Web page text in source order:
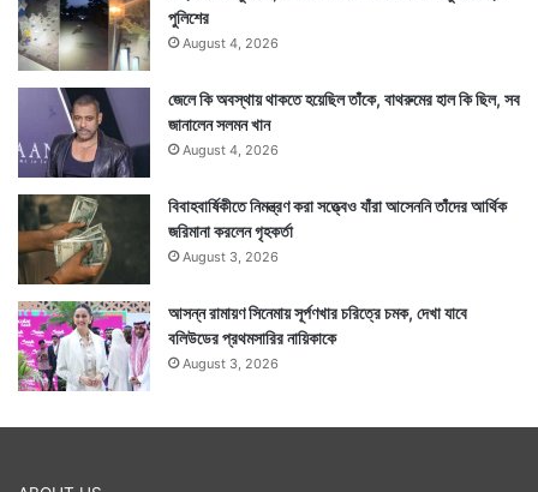
পুলিশের
August 4, 2026
জেলে কি অবস্থায় থাকতে হয়েছিল তাঁকে, বাথরুমের হাল কি ছিল, সব
জানালেন সলমন খান
August 4, 2026
বিবাহবার্ষিকীতে নিমন্ত্রণ করা সত্ত্বেও যাঁরা আসেননি তাঁদের আর্থিক
জরিমানা করলেন গৃহকর্তা
August 3, 2026
আসন্ন রামায়ণ সিনেমায় সূর্পণখার চরিত্রে চমক, দেখা যাবে
বলিউডের প্রথমসারির নায়িকাকে
August 3, 2026